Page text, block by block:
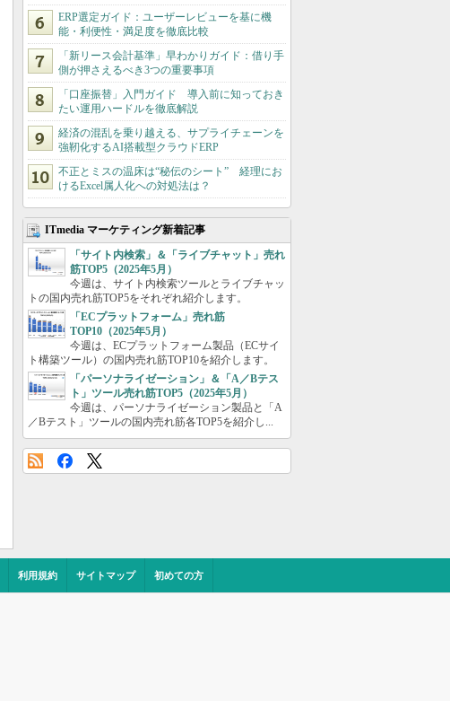
ERP選定ガイド：ユーザーレビューを基に機
能・利便性・満足度を徹底比較
「新リース会計基準」早わかりガイド：借り手
側が押さえるべき3つの重要事項
「口座振替」入門ガイド 導入前に知っておき
たい運用ハードルを徹底解説
経済の混乱を乗り越える、サプライチェーンを
強靭化するAI搭載型クラウドERP
不正とミスの温床は“秘伝のシート” 経理にお
けるExcel属人化への対処法は？
ITmedia マーケティング新着記事
「サイト内検索」＆「ライブチャット」売れ
筋TOP5（2025年5月）
今週は、サイト内検索ツールとライブチャッ
トの国内売れ筋TOP5をそれぞれ紹介します。
「ECプラットフォーム」売れ筋
TOP10（2025年5月）
今週は、ECプラットフォーム製品（ECサイ
ト構築ツール）の国内売れ筋TOP10を紹介します。
「パーソナライゼーション」＆「A／Bテス
ト」ツール売れ筋TOP5（2025年5月）
今週は、パーソナライゼーション製品と「A
／Bテスト」ツールの国内売れ筋各TOP5を紹介し...
利用規約 サイトマップ 初めての方